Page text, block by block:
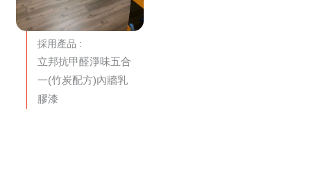
採用產品 :
立邦抗甲醛淨味五合
一(竹炭配方)內牆乳
膠漆